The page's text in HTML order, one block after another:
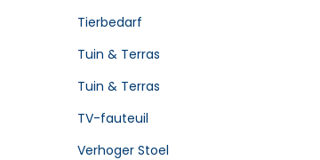
Tierbedarf
Tuin & Terras
Tuin & Terras
TV-fauteuil
Verhoger Stoel